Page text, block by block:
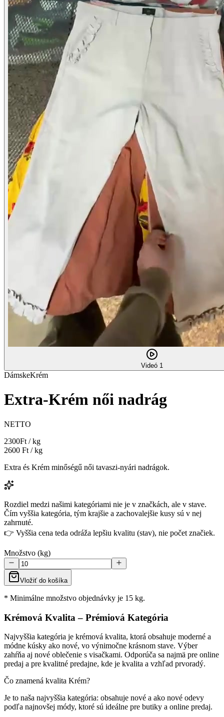
Videó 1
DámskeKrém
Extra-Krém női nadrág
NETTO
2300Ft / kg
2600 Ft / kg
Extra és Krém minőségű női tavaszi-nyári nadrágok.
Rozdiel medzi našimi kategóriami nie je v značkách, ale v stave.
Čím vyššia kategória, tým krajšie a zachovalejšie kusy sú v nej
zahrnuté.
👉 Vyššia cena teda odráža lepšiu kvalitu (stav), nie počet značiek.
Množstvo (kg)
Vložiť do košíka
* Minimálne množstvo objednávky je 15 kg.
Krémová Kvalita – Prémiová Kategória
Najvyššia kategória je krémová kvalita, ktorá obsahuje moderné a
módne kúsky ako nové, vo výnimočne krásnom stave. Výber
zahŕňa aj nové oblečenie s visačkami. Odporúča sa najmä pre online
predaj a pre kvalitné predajne, kde je kvalita a vzhľad prvoradý.
Čo znamená kvalita Krém?
Je to naša najvyššia kategória: obsahuje nové a ako nové odevy
podľa najnovšej módy, ktoré sú ideálne pre butiky a online predaj.